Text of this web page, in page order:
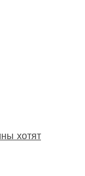
хотят